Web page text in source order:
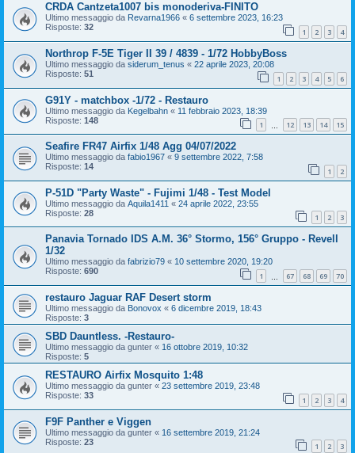
CRDA Cantzeta1007 bis monoderiva-FINITO
Ultimo messaggio da Revarna1966 « 6 settembre 2023, 16:23
Risposte: 32 1 2 3 4
Northrop F-5E Tiger II 39 / 4839 - 1/72 HobbyBoss
Ultimo messaggio da siderum_tenus « 22 aprile 2023, 20:08
Risposte: 51 1 2 3 4 5 6
G91Y - matchbox -1/72 - Restauro
Ultimo messaggio da Kegelbahn « 11 febbraio 2023, 18:39
Risposte: 148 1 12 13 14 15
Seafire FR47 Airfix 1/48 Agg 04/07/2022
Ultimo messaggio da fabio1967 « 9 settembre 2022, 7:58
Risposte: 14 1 2
P-51D "Party Waste" - Fujimi 1/48 - Test Model
Ultimo messaggio da Aquila1411 « 24 aprile 2022, 23:55
Risposte: 28 1 2 3
Panavia Tornado IDS A.M. 36° Stormo, 156° Gruppo - Revell
1/32
Ultimo messaggio da fabrizio79 « 10 settembre 2020, 19:20
Risposte: 690 1 67 68 69 70
restauro Jaguar RAF Desert storm
Ultimo messaggio da Bonovox « 6 dicembre 2019, 18:43
Risposte: 3
SBD Dauntless. -Restauro-
Ultimo messaggio da gunter « 16 ottobre 2019, 10:32
Risposte: 5
RESTAURO Airfix Mosquito 1:48
Ultimo messaggio da gunter « 23 settembre 2019, 23:48
Risposte: 33 1 2 3 4
F9F Panther e Viggen
Ultimo messaggio da gunter « 16 settembre 2019, 21:24
Risposte: 23 1 2 3